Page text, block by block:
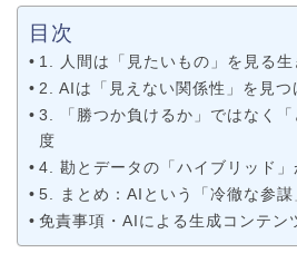
目次
1. 人間は「見たいもの」を見る生
2. AIは「見えない関係性」を見つ
3. 「勝つか負けるか」ではなく
度
4. 勘とデータの「ハイブリッド」
5. まとめ：AIという「冷徹な参謀
免責事項・AIによる生成コンテン